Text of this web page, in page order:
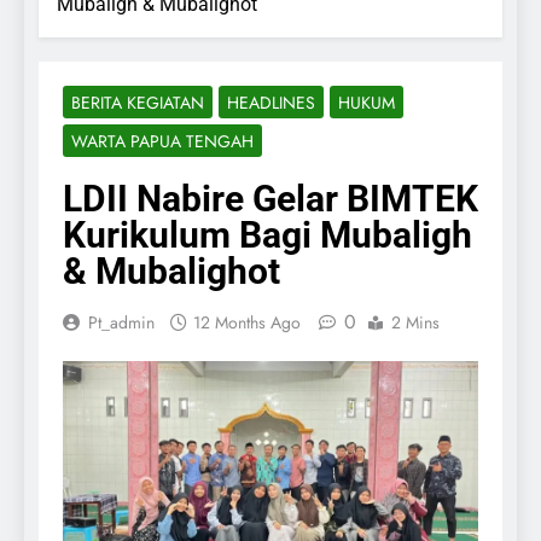
BERITA KEGIATAN HEADLINES
HUKUM
WARTA PAPUA TENGAH
LDII Nabire Gelar BIMTEK
Kurikulum Bagi Mubaligh
& Mubalighot
Pt_admin 12 Months Ago 0 2 Mins